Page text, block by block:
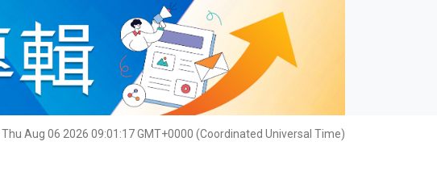
Thu Aug 06 2026 09:01:18 GMT+0000 (Coordinated Universal Time)
名家榜 灼見活動 關於我們